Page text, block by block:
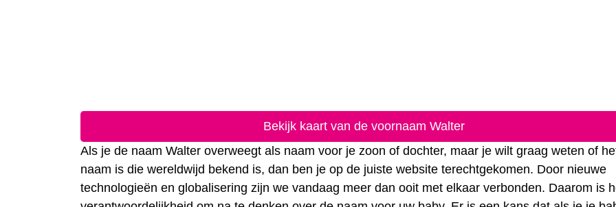
Bekijk kaart van de voornaam Walter
Als je de naam Walter overweegt als naam voor je zoon of dochter, maar je wilt graag weten of
naam is die wereldwijd bekend is, dan ben je op de juiste website terechtgekomen. Door nieuwe
technologieën en globalisering zijn we vandaag meer dan ooit met elkaar verbonden. Daarom is